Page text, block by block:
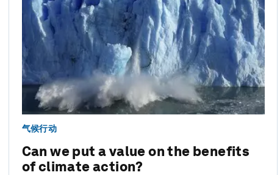
气候行动
Can we put a value on the benefits
of climate action?